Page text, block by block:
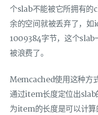
个slab不能被它所拥有的
余的空间就被丢弃了，
1009384字节，这个slab
被浪费了。
Memcached使用这种方
通过item长度定位出
为item的长度是可以计